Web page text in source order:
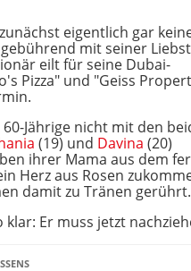
eigentlich gar
mit seiner
eilt für seine Dubai-
Pizza" und "Geiss
Jährige nicht mit den
(19) und Davina (20)
ihrer Mama aus dem
Herz aus Rosen
damit zu Tränen gerührt.
klar: Er muss jetzt